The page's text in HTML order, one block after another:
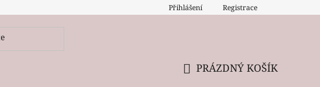
Reklamační podmínky
Přihlášení Registrace
PRÁZDNÝ KOŠÍK